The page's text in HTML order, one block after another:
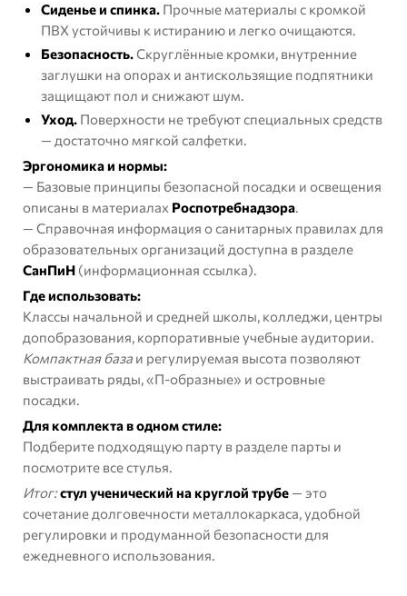
Сиденье и спинка. Прочные материалы с кромкой
ПВХ устойчивы к истиранию и легко очищаются.
Безопасность.Скруглённые кромки, внутренние
заглушки на опорах и антискользящие подпятники
защищают пол и снижают шум.
Уход. Поверхности не требуют специальных средств
— достаточно мягкой салфетки.
Эргономика и нормы:
— Базовые принципы безопасной посадки и освещения
описаны в материалах Роспотребнадзора.
— Справочная информация о санитарных правилах для
образовательных организаций доступна в разделе
СанПиН (информационная ссылка).
Где использовать:
Классы начальной и средней школы, колледжи, центры
допобразования, корпоративные учебные аудитории.
Компактная база и регулируемая высота позволяют
выстраивать ряды, «П-образные» и островные
посадки.
Для комплекта в одном стиле:
Подберите подходящую парту в разделе парты и
посмотрите всестулья.
Итог:стул ученический на круглой трубе — это
сочетание долговечности металлокаркаса, удобной
регулировки и продуманной безопасности для
ежедневного использования.